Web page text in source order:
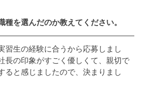
種を選んだのか教えてください。
習生の経験に合うから応募しまし
長の印象がすごく優しくて、親切で
ると感じましたので、決まりまし